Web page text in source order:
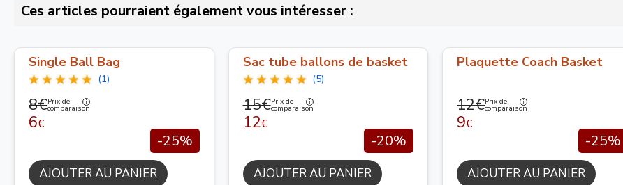
Ces articles pourraient également vous intéresser :
Single Ball Bag
(1)
8€Prix de
comparaison
6€
-25%
AJOUTER AU PANIER
Sac tube ballons de basket
(5)
15€Prix de
comparaison
12€
-20%
AJOUTER AU PANIER
Plaquette Coach Basket
12€Prix de
comparaison
9€
-25%
AJOUTER AU PANIER